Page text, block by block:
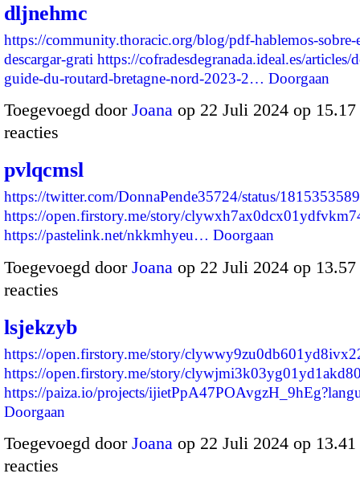
dljnehmc
https://community.thoracic.org/blog/pdf-hablemos-sobre-
descargar-grati https://cofradesdegranada.ideal.es/articles/
guide-du-routard-bretagne-nord-2023-2… Doorgaan
Toegevoegd door Joana op 22 Juli 2024 op
reacties
pvlqcmsl
https://twitter.com/DonnaPende35724/status/
https://open.firstory.me/story/
https://pastelink.net/nkkmhyeu… Doorgaan
Toegevoegd door Joana op 22 Juli 2024 op
reacties
lsjekzyb
https://open.firstory.me/story/
https://open.firstory.me/story/
https://paiza.io/projects/
Doorgaan
Toegevoegd door Joana op 22 Juli 2024 op
reacties